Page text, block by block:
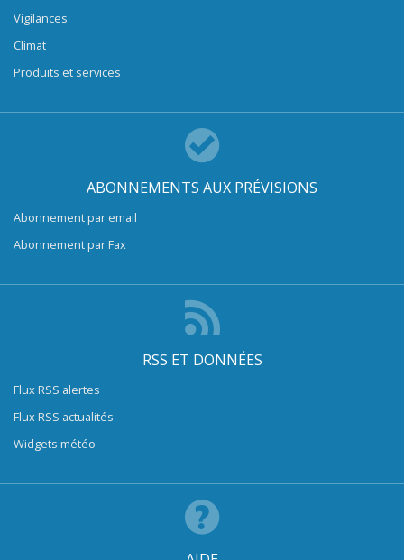
Vigilances
Climat
Produits et services
ABONNEMENTS AUX PRÉVISIONS
Abonnement par email
Abonnement par Fax
RSS ET DONNÉES
Flux RSS alertes
Flux RSS actualités
Widgets météo